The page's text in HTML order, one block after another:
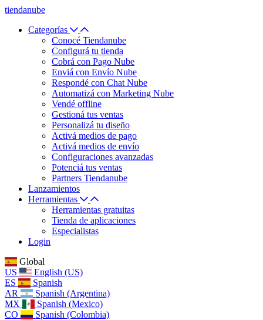
tiendanube
Categorías
Conocé Tiendanube
Configurá tu tienda
Cobrá con Pago Nube
Enviá con Envío Nube
Respondé con Chat Nube
Automatizá con Marketing Nube
Vendé offline
Gestioná tus ventas
Personalizá tu diseño
Activá medios de pago
Activá medios de envío
Configuraciones avanzadas
Potenciá tus ventas
Partners Tiendanube
Lanzamientos
Herramientas
Herramientas gratuitas
Tienda de aplicaciones
Especialistas
Login
Global
US
English (US)
ES
Spanish
AR
Spanish (Argentina)
MX
Spanish (Mexico)
CO
Spanish (Colombia)